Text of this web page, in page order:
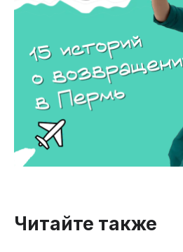
Читайте также